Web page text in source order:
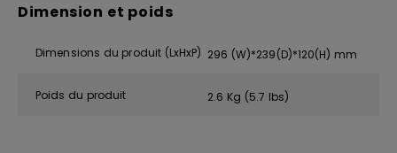
Dimension et poids
Dimensions du produit (LxHxP) 296 (W)*239(D)*120(H) mm
Poids du produit 2.6 Kg (5.7 lbs)